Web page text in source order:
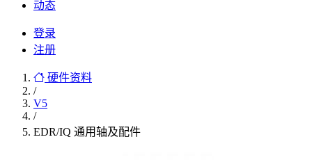
动态
登录
注册
硬件资料
/
V5
/
EDR/IQ 通用轴及配件